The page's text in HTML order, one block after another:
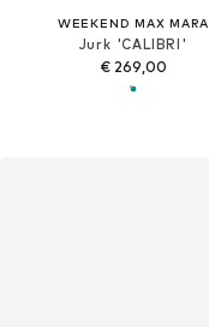
WEEKEND MAX MARA
Jurk 'CALIBRI'
€ 269,00